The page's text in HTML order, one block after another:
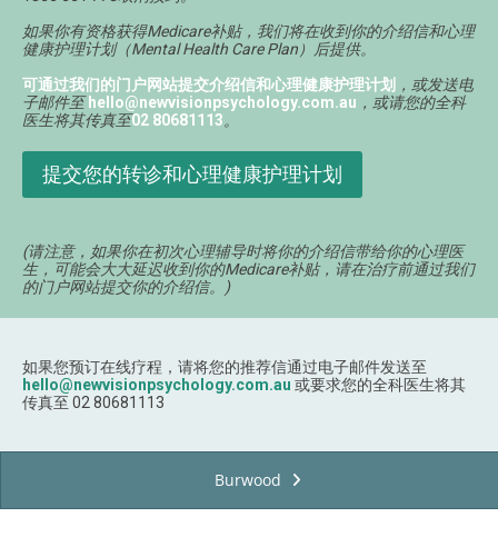
如果你有资格获得Medicare补贴，我们将在收到你的介绍信和心理
健康护理计划（Mental Health Care Plan）后提供。
可通过我们的门户网站提交介绍信和心理健康护理计划 ，或发送电
子邮件至hello@newvisionpsychology.com.au ，或请您的全科
医生将其传真至02 80681113。
提交您的转诊和心理健康护理计划
(请注意，如果你在初次心理辅导时将你的介绍信带给你的心理医
生，可能会大大延迟收到你的Medicare补贴，请在治疗前通过我们
的门户网站提交你的介绍信。)
如果您预订在线疗程，请将您的推荐信通过电子邮件发送至
hello@newvisionpsychology.com.au 或要求您的全科医生将其
传真至 02 80681113
Burwood